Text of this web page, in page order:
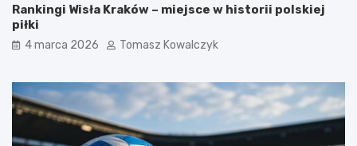
Rankingi Wisła Kraków – miejsce w historii polskiej
piłki
4 marca 2026 Tomasz Kowalczyk